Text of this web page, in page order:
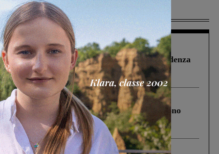
Più lette
Figline Incisa Valdarno 1 Agosto 2026
Piscina di Figline finanziata oltre la scadenza
Pnrr, il gruppo di Fratelli d’Italia: “Un
ringraziamento al Governo”
Cronaca 4 Agosto 2026
Un anno fa la strage in A1 in cui morirono
Gianni, Giulia e Franco. Lo schianto, il
processo, lo stop ai sorpassi fra tir....
Cronaca 3 Agosto 2026